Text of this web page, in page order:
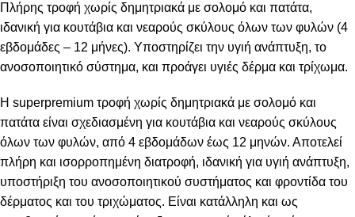
Πλήρης τροφή χωρίς δημητριακά με σολομό και πατάτα,
ιδανική για κουτάβια και νεαρούς σκύλους όλων των φυλών (4
εβδομάδες – 12 μήνες). Υποστηρίζει την υγιή ανάπτυξη, το
ανοσοποιητικό σύστημα, και προάγει υγιές δέρμα και τρίχωμα.
Η superpremium τροφή χωρίς δημητριακά με σολομό και
πατάτα είναι σχεδιασμένη για κουτάβια και νεαρούς σκύλους
όλων των φυλών, από 4 εβδομάδων έως 12 μηνών. Αποτελεί
πλήρη και ισορροπημένη διατροφή, ιδανική για υγιή ανάπτυξη,
υποστήριξη του ανοσοποιητικού συστήματος και φροντίδα του
δέρματος και του τριχώματος. Είναι κατάλληλη και ως